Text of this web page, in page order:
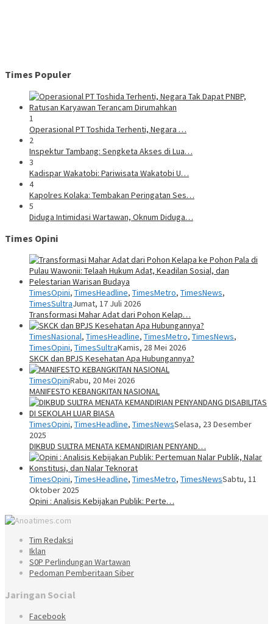
Times Populer
1
Operasional PT Toshida Terhenti, Negara …
2
Inspektur Tambang: Sengketa Akses di Lua…
3
Kadispar Wakatobi: Pariwisata Wakatobi U…
4
Kapolres Kolaka: Tembakan Peringatan Ses…
5
Diduga Intimidasi Wartawan, Oknum Diduga…
Times Opini
TimesOpini, TimesHeadline, TimesMetro, TimesNews,
TimesSultraJumat, 17 Juli 2026
Transformasi Mahar Adat dari Pohon Kelap…
TimesNasional, TimesHeadline, TimesMetro, TimesNews,
TimesOpini, TimesSultraKamis, 28 Mei 2026
SKCK dan BPJS Kesehatan Apa Hubungannya?
TimesOpiniRabu, 20 Mei 2026
MANIFESTO KEBANGKITAN NASIONAL
TimesOpini, TimesHeadline, TimesNewsSelasa, 23 Desember
2025
DIKBUD SULTRA MENATA KEMANDIRIAN PENYAND…
TimesOpini, TimesHeadline, TimesMetro, TimesNewsSabtu, 11
Oktober 2025
Opini : Analisis Kebijakan Publik: Perte…
Tim Redaksi
Iklan
S0P Perlindungan Wartawan
Pedoman Pemberitaan Siber
Jaringan Social
Facebook